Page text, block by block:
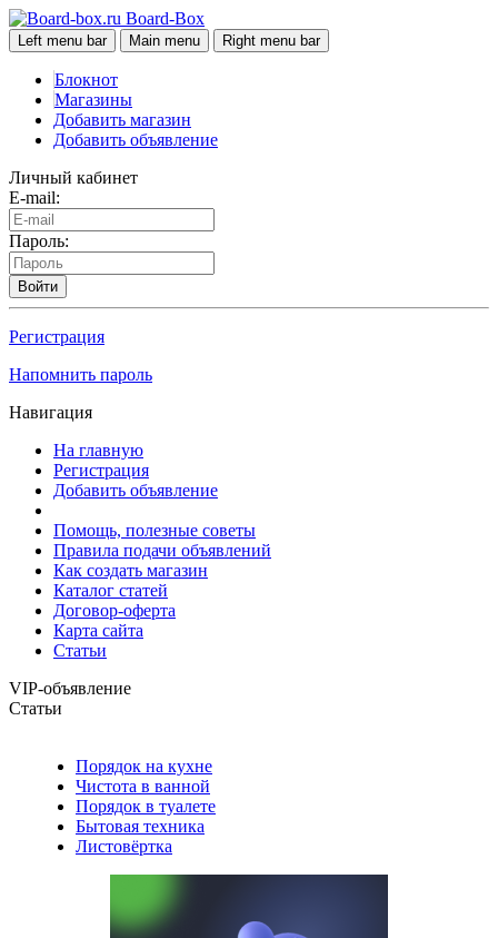
Board-Box
Left menu bar Main menu Right menu bar
Блокнот
Магазины
Добавить магазин
Добавить объявление
Личный кабинет
E-mail:
Пароль:
Войти
Регистрация
Напомнить пароль
Навигация
На главную
Регистрация
Добавить объявление
Помощь, полезные советы
Правила подачи объявлений
Как создать магазин
Каталог статей
Договор-оферта
Карта сайта
Статьи
VIP-объявление
Статьи
Порядок на кухне
Чистота в ванной
Порядок в туалете
Бытовая техника
Листовёртка